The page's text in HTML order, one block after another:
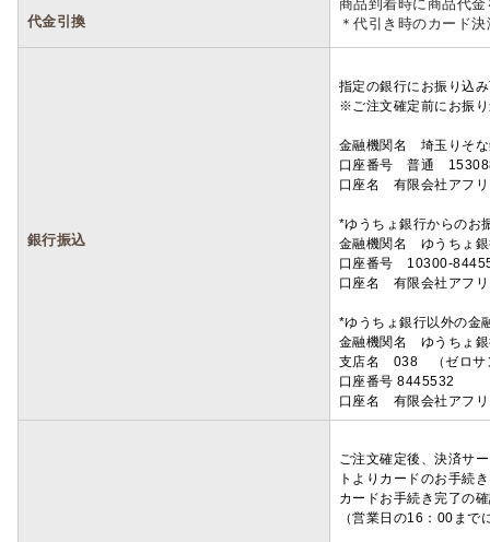
代金引換
商品到着時に商品代
＊代引き時のカード
銀行振込
指定の銀行にお振り込
※ご注文確定前にお振
金融機関名 埼玉りそ
口座番号 普通
口座名 有限会社アフ
*ゆうちょ銀行からのお
金融機関名 ゆうちょ
口座番号 10300-
口座名 有限会社アフ
*ゆうちょ銀行以外の金
金融機関名 ゆうちょ
支店名 038 （ゼロサ
口座番号 8445532
口座名 有限会社アフ
ご注文確定後、決済サ
トよりカードのお手続
カードお手続き完了の
（営業日の16：00ま